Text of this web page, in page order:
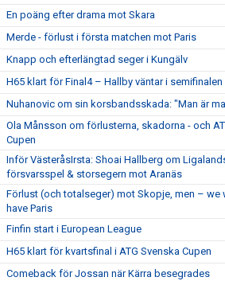
En poäng efter drama mot Skara
Merde - förlust i första matchen mot Paris
Knapp och efterlängtad seger i Kungälv
H65 klart för Final4 – Hallby väntar i semifinalen
Nuhanovic om sin korsbandsskada: "Man är
Ola Månsson om förlusterna, skadorna - och
Cupen
Inför VästeråsIrsta: Shoai Hallberg om
försvarsspel & storsegern mot Aranäs
Förlust (och totalseger) mot Skopje, men – we
have Paris
Finfin start i European League
H65 klart för kvartsfinal i ATG Svenska Cupen
Comeback för Jossan när Kärra besegrades